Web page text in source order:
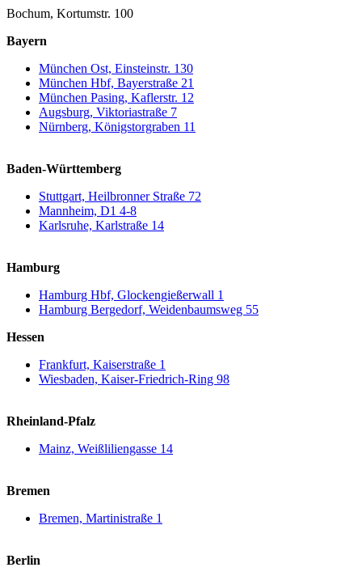
Bochum, Kortumstr. 100
Bayern
München Ost, Einsteinstr. 130
München Hbf, Bayerstraße 21
München Pasing, Kaflerstr. 12
Augsburg, Viktoriastraße 7
Nürnberg, Königstorgraben 11
Baden-Württemberg
Stuttgart, Heilbronner Straße 72
Mannheim, D1 4-8
Karlsruhe, Karlstraße 14
Hamburg
Hamburg Hbf, Glockengießerwall 1
Hamburg Bergedorf, Weidenbaumsweg 55
Hessen
Frankfurt, Kaiserstraße 1
Wiesbaden, Kaiser-Friedrich-Ring 98
Rheinland-Pfalz
Mainz, Weißliliengasse 14
Bremen
Bremen, Martinistraße 1
Berlin